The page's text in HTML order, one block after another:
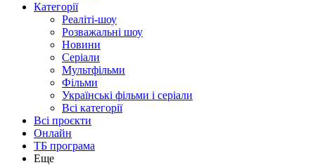
Категорії
Реаліті-шоу
Розважальні шоу
Новини
Серіали
Мультфільми
Фільми
Українські фільми і серіали
Всі категорії
Всі проєкти
Онлайн
ТБ програма
Еще